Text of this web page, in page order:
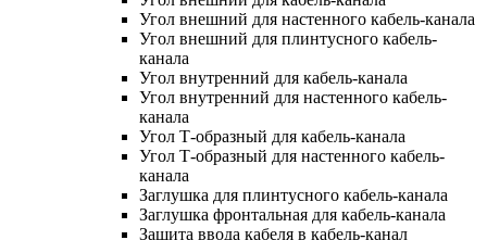
Угол внешний для настенного кабель-канала
Угол внешний для плинтусного кабель-
канала
Угол внутренний для кабель-канала
Угол внутренний для настенного кабель-
канала
Угол Т-образный для кабель-канала
Угол Т-образный для настенного кабель-
канала
Заглушка для плинтусного кабель-канала
Заглушка фронтальная для кабель-канала
Защита ввода кабеля в кабель-канал